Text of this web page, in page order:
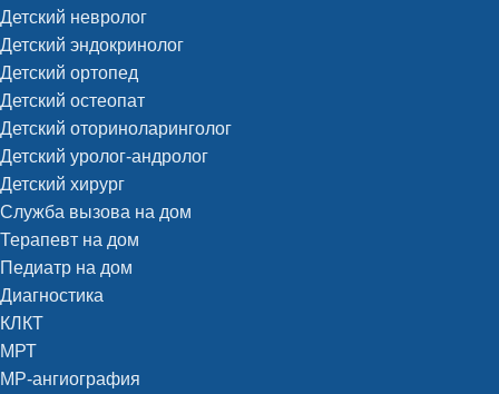
Детский невролог
Детский эндокринолог
Детский ортопед
Детский остеопат
Детский оториноларинголог
Детский уролог-андролог
Детский хирург
Служба вызова на дом
Терапевт на дом
Педиатр на дом
Диагностика
КЛКТ
МРТ
МР-ангиография